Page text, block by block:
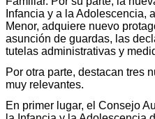
Infancia y a la Adolescencia,
Menor, adquiere nuevo
asunción de guardas, las
tutelas administrativas y
Por otra parte, destacan tres
muy relevantes.
En primer lugar, el Consejo